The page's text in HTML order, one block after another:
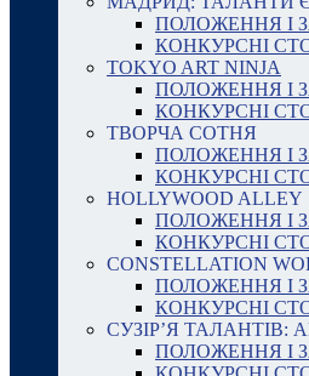
ПОЛОЖЕННЯ І
КОНКУРСНІ
TOKYO ART NINJA
ПОЛОЖЕННЯ І
КОНКУРСНІ
ТВОРЧА СОТНЯ
ПОЛОЖЕННЯ І
КОНКУРСНІ
HOLLYWOOD ALLEY
ПОЛОЖЕННЯ І
КОНКУРСНІ
CONSTELLATION
ПОЛОЖЕННЯ І
КОНКУРСНІ
СУЗІР’Я ТАЛАНТІВ:
ПОЛОЖЕННЯ І